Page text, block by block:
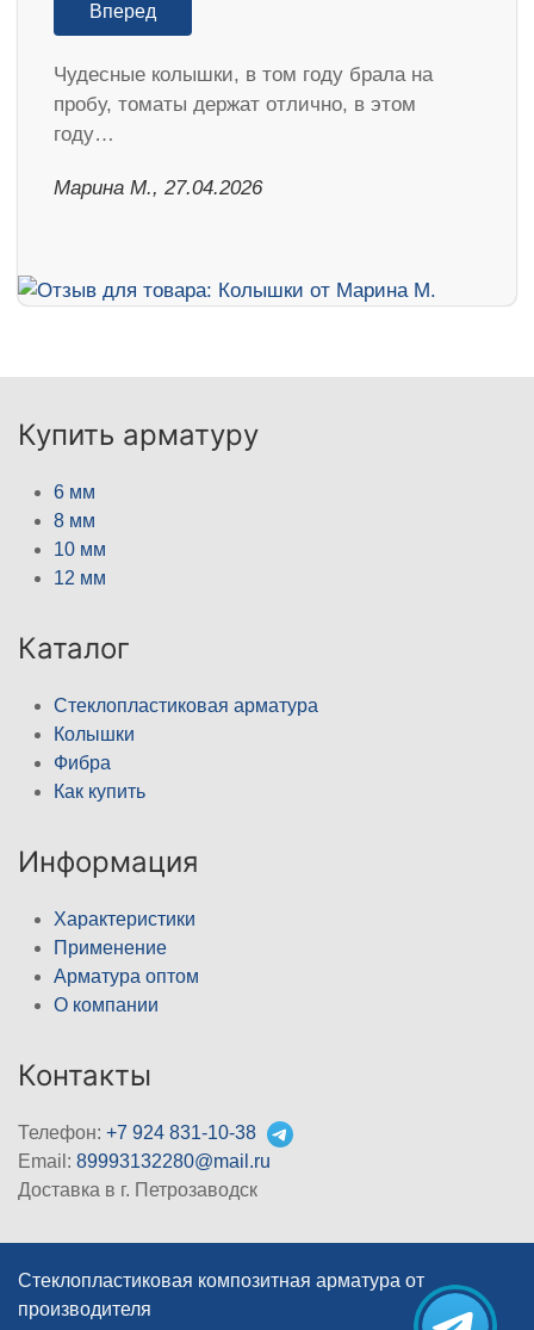
Вперед
Чудесные колышки, в том году брала на
пробу, томаты держат отлично, в этом
году…
Марина М., 27.04.2026
Купить арматуру
6 мм
8 мм
10 мм
12 мм
Каталог
Стеклопластиковая арматура
Колышки
Фибра
Как купить
Информация
Характеристики
Применение
Арматура оптом
О компании
Контакты
Телефон: +7 924 831-10-38
Email: 89993132280@mail.ru
Доставка в г. Петрозаводск
Стеклопластиковая композитная арматура от
производителя